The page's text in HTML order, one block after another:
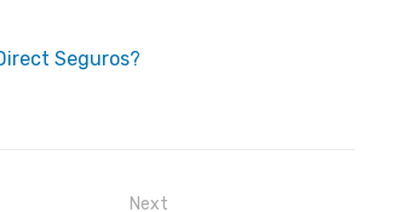
Seguros?
Next